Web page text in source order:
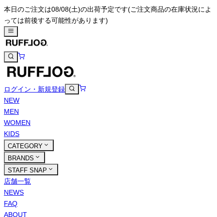
本日のご注文は08/08(土)の出荷予定です(ご注文商品の在庫状況によ
っては前後する可能性があります)
ログイン・新規登録
NEW
MEN
WOMEN
KIDS
CATEGORY
BRANDS
STAFF SNAP
店舗一覧
NEWS
FAQ
ABOUT